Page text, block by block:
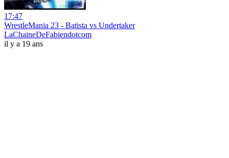
17:47
WrestleMania 23 - Batista vs Undertaker
LaChaineDeFabiendotcom
il y a 19 ans